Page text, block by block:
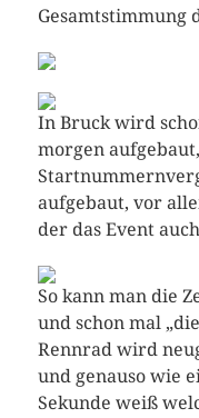
Gesamtstimmung
In Bruck wird
morgen
aufgebaut, vor
der das Event
So kann man die
und schon mal
Rennrad wird
und genauso wie
Sekunde weiß